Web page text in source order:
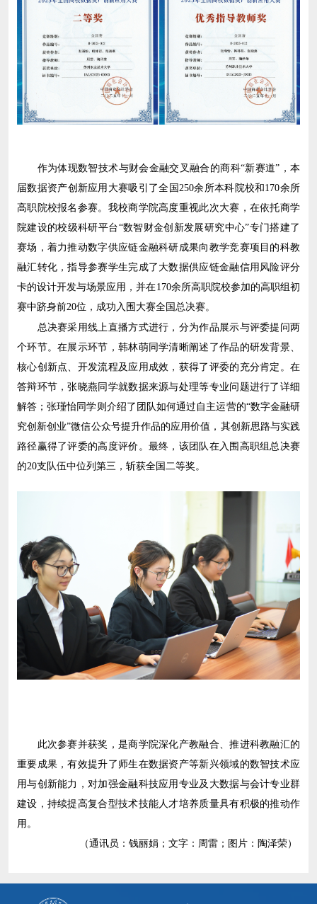
作为体现数智技术与财会金融交叉融合的商科“新赛道”，本
届数据资产创新应用大赛吸引了全国250余所本科院校和170余所
高职院校报名参赛。我校商学院高度重视此次大赛，在依托商学
院建设的校级科研平台“数智财金创新发展研究中心”专门搭建了
赛场，着力推动数字供应链金融科研成果向教学竞赛项目的科教
融汇转化，指导参赛学生完成了大数据供应链金融信用风险评分
卡的设计开发与场景应用，并在170余所高职院校参加的高职组初
赛中跻身前20位，成功入围大赛全国总决赛。
总决赛采用线上直播方式进行，分为作品展示与评委提问两
个环节。在展示环节，韩林萌同学清晰阐述了作品的研发背景、
核心创新点、开发流程及应用成效，获得了评委的充分肯定。在
答辩环节，张晓燕同学就数据来源与处理等专业问题进行了详细
解答；张瑾怡同学则介绍了团队如何通过自主运营的“数字金融研
究创新创业”微信公众号提升作品的应用价值，其创新思路与实践
路径赢得了评委的高度评价。最终，该团队在入围高职组总决赛
的20支队伍中位列第三，斩获全国二等奖。
此次参赛并获奖，是商学院深化产教融合、推进科教融汇的
重要成果，有效提升了师生在数据资产等新兴领域的数智技术应
用与创新能力，对加强金融科技应用专业及大数据与会计专业群
建设，持续提高复合型技术技能人才培养质量具有积极的推动作
用。
（通讯员：钱丽娟；文字：周雷；图片：陶泽荣）